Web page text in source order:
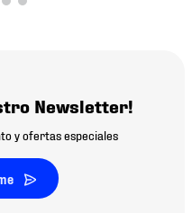
Newsletter!
y ofertas especiales